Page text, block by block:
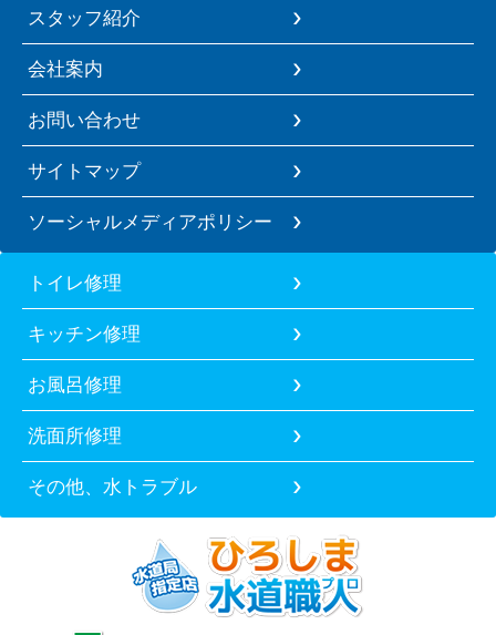
スタッフ紹介
会社案内
お問い合わせ
サイトマップ
ソーシャルメディアポリシー
トイレ修理
キッチン修理
お風呂修理
洗面所修理
その他、水トラブル